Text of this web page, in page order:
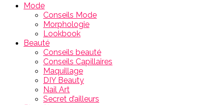
Mode
Conseils Mode
Morphologie
Lookbook
Beauté
Conseils beauté
Conseils Capillaires
Maquillage
DIY Beauty
Nail Art
Secret d’ailleurs